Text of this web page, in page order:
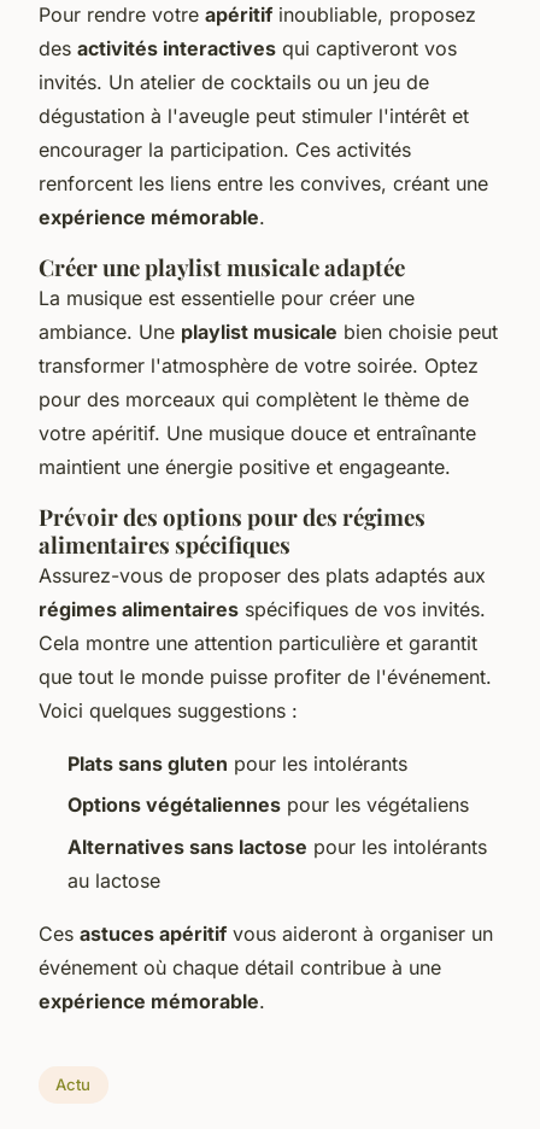
Pour rendre votre apéritif inoubliable, proposez
des activités interactives qui captiveront vos
invités. Un atelier de cocktails ou un jeu de
dégustation à l'aveugle peut stimuler l'intérêt et
encourager la participation. Ces activités
renforcent les liens entre les convives, créant une
expérience mémorable.
Créer une playlist musicale adaptée
La musique est essentielle pour créer une
ambiance. Une playlist musicale bien choisie peut
transformer l'atmosphère de votre soirée. Optez
pour des morceaux qui complètent le thème de
votre apéritif. Une musique douce et entraînante
maintient une énergie positive et engageante.
Prévoir des options pour des régimes
alimentaires spécifiques
Assurez-vous de proposer des plats adaptés aux
régimes alimentaires spécifiques de vos invités.
Cela montre une attention particulière et garantit
que tout le monde puisse profiter de l'événement.
Voici quelques suggestions :
Plats sans gluten pour les intolérants
Options végétaliennes pour les végétaliens
Alternatives sans lactose pour les intolérants
au lactose
Ces astuces apéritif vous aideront à organiser un
événement où chaque détail contribue à une
expérience mémorable.
Actu